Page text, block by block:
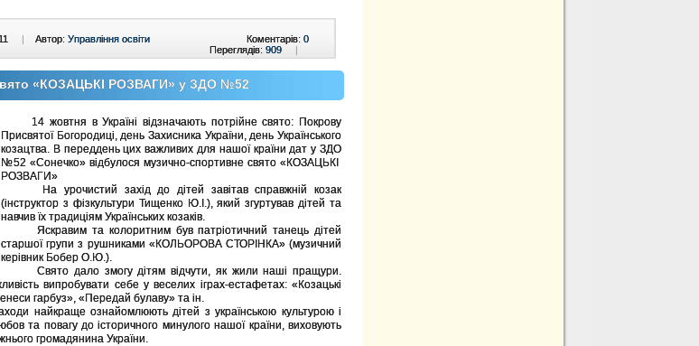
| Автор: Управління освіти Коментарів: 0
Переглядів: 909 |
«КОЗАЦЬКІ РОЗВАГИ» у ЗДО №52
14 жовтня в Україні відзначають потрійне свято: Покрову
Присвятої Богородиці, день Захисника України, день Українського
козацтва. В переддень цих важливих для нашої країни дат у ЗДО
№52 «Сонечко» відбулося музично-спортивне свято «КОЗАЦЬКІ
РОЗВАГИ»
На урочистий захід до дітей завітав справжній козак
(інструктор з фізкультури Тищенко Ю.І.), який згуртував дітей та
навчив їх традиціям Українських козаків.
Яскравим та колоритним був патріотичний танець дітей
старшої групи з рушниками «КОЛЬОРОВА СТОРІНКА» (музичний
керівник Бобер О.Ю.).
Свято дало змогу дітям відчути, як жили наші пращури.
випробувати себе у веселих іграх-естафетах: «Козацькі
гарбуз», «Передай булаву» та ін.
найкраще ознайомлюють дітей з українською культурою і
та повагу до історичного минулого нашої країни, виховують
громадянина України.